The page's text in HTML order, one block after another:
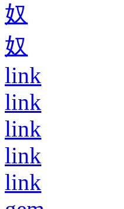
奴
奴
link
link
link
link
link